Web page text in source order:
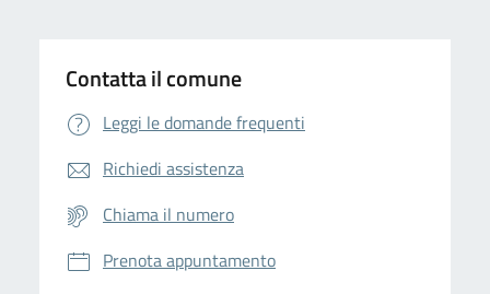
Contatta il comune
Leggi le domande frequenti
Richiedi assistenza
Chiama il numero
Prenota appuntamento